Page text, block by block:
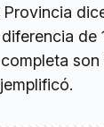
de